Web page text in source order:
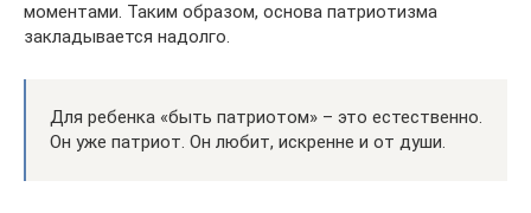
моментами. Таким образом, основа патриотизма
закладывается надолго.
Для ребенка «быть патриотом» – это естественно.
Он уже патриот. Он любит, искренне и от души.